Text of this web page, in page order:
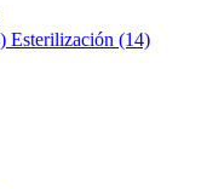
Esterilización (14)